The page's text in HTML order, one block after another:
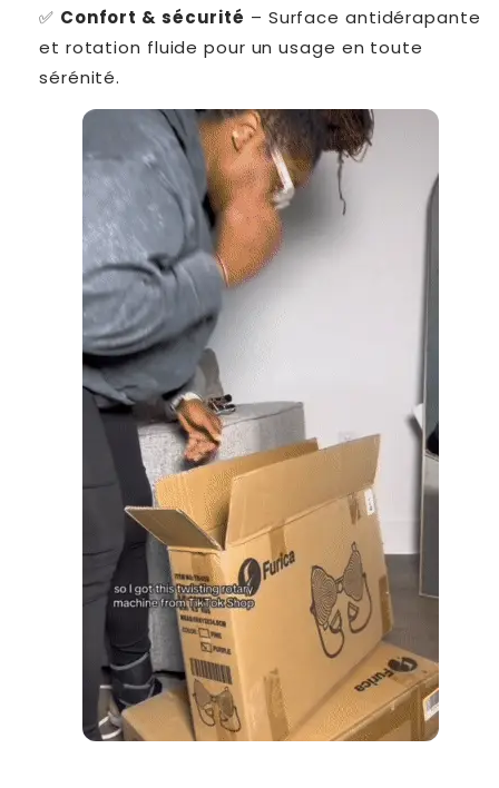
✅ Confort & sécurité – Surface antidérapante
et rotation fluide pour un usage en toute
sérénité.